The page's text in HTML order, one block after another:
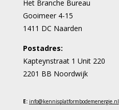
Het Branche Bureau
Gooimeer 4-15
1411 DC Naarden
Postadres:
Kapteynstraat 1 Unit 220
2201 BB Noordwijk
E: info@kennisplatformbodemenergie.nl